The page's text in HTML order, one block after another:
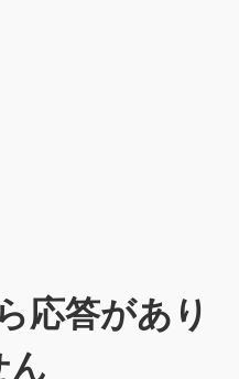
応答があり
ん